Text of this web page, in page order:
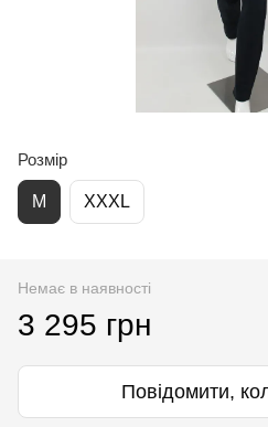
Розмір
M XXXL
Немає в наявності
3 295 грн
Повідомити,